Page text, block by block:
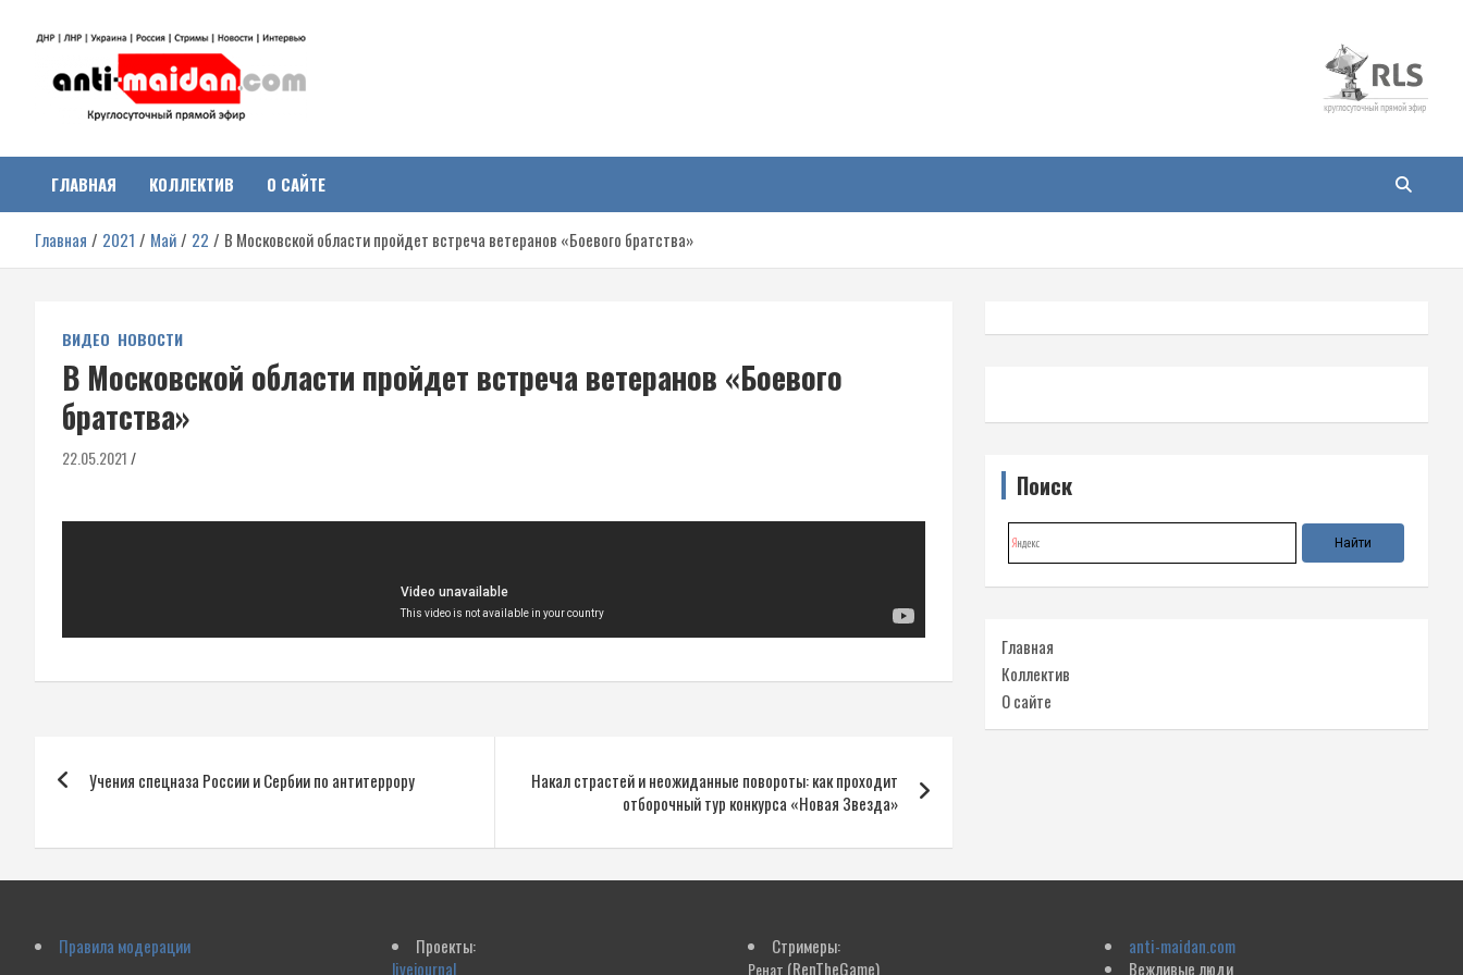
Антимайдан:
Гражданская война на
Украине
о гражданской войне на Украине, включая события в Новороссии,
ДНР, ЛНР и других регионах.
ГЛАВНАЯ КОЛЛЕКТИВ О САЙТЕ
Главная 2021 Май 22 В Московской области пройдет встреча ветеранов «Боевого братства»
ВИДЕО НОВОСТИ
В Московской области пройдет встреча ветеранов «Боевого
братства»
22.05.2021
Навигация
по
записям
Учения спецназа России и Сербии по антитеррору
Накал страстей и неожиданные повороты: как проходит
отборочный тур конкурса «Новая Звезда»
Поиск
Главная
Коллектив
О сайте
Правила модерации
Проекты:
livejournal
Стримеры:
Ренат (RenTheGame)
anti-maidan.com
Вежливые люди